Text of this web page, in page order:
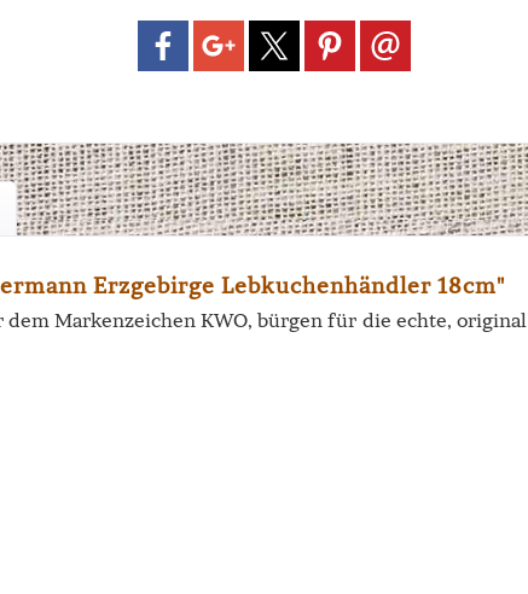
Erzgebirge Lebkuchenhändler 18cm"
Markenzeichen KWO, bürgen für die echte, original